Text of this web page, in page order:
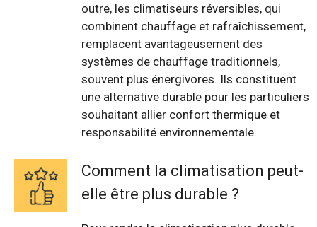
outre, les climatiseurs réversibles, qui
combinent chauffage et rafraîchissement,
remplacent avantageusement des
systèmes de chauffage traditionnels,
souvent plus énergivores. Ils constituent
une alternative durable pour les particuliers
souhaitant allier confort thermique et
responsabilité environnementale.
Comment la climatisation peut-
elle être plus durable ?